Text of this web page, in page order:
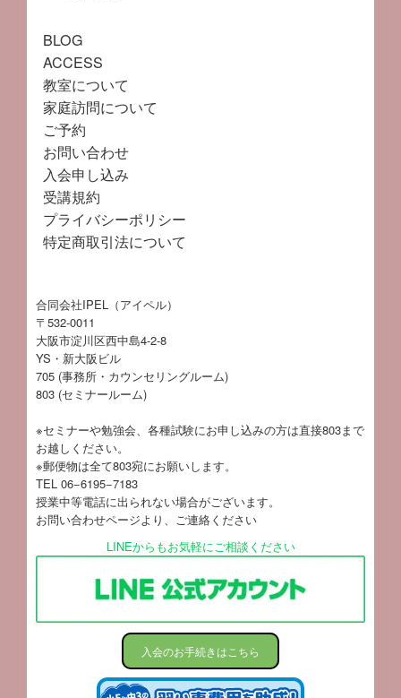
BLOG
ACCESS
教室について
家庭訪問について
ご予約
お問い合わせ
入会申し込み
受講規約
プライバシーポリシー
特定商取引法について
合同会社IPEL（アイペル）
〒532-0011
大阪市淀川区西中島4-2-8
YS・新大阪ビル
705 (事務所・カウンセリングルーム)
803 (セミナールーム)
※セミナーや勉強会、各種試験にお申し込みの方は直接803まで
お越しください。
※郵便物は全て803宛にお願いします。
TEL 06−6195−7183
授業中等電話に出られない場合がございます。
お問い合わせページより、ご連絡ください
LINEからもお気軽にご相談ください
入会のお手続きはこちら